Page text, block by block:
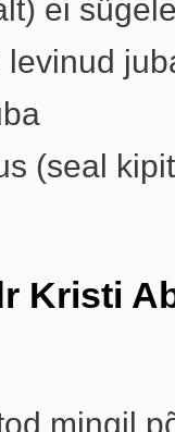
ei
(seal
Kristi
mingil